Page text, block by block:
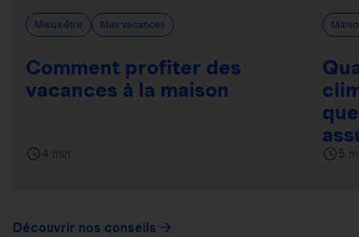
Mieux-être Mes vacances
Comment profiter des
vacances à la maison
4 min 5
Découvrir nos conseils